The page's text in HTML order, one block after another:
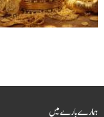
ہمارے بارے میں